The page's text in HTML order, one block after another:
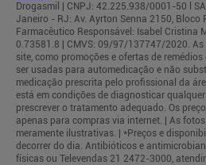
Drogasmil | CNPJ: 42.225.938/0001-50 l
Janeiro - RJ: Av. Ayrton Senna 2150, Bloco
Farmacêutico Responsável: Isabel Cristina
0.73581.8 | CMVS: 09/97/137747/2020.
site, como promoções e ofertas de
ser usadas para automedicação e não
medicação prescrita pelo profissional da
está em condições de diagnosticar
prescrever o tratamento adequado. Os
apenas para compras via internet. | As
meramente ilustrativas. | *Preços e
decorrer do dia. Antibióticos e
físicas ou Televendas 21 2472-3000,